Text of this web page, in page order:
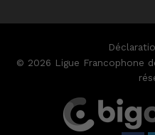
© 2026 Ligue Francophone